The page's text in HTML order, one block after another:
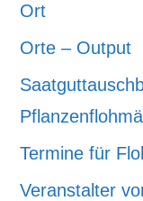
Ort
Orte – Output
Termine für
Veranstalter